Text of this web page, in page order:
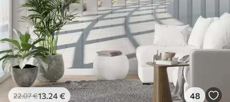
Premium-Vinyl
65.0039.00€/m²
Peel and Stick
81.6749.00 €/m²
22.07€13 .24€ 48